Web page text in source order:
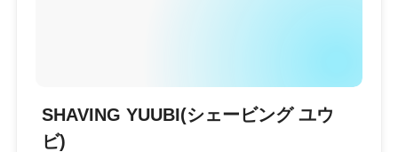
SHAVING YUUBI(シェービング ユウ
ビ)